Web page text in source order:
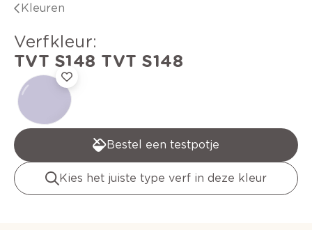
Kleuren
verfkleur:
TVT S148 TVT S148
Bestel een testpotje
Kies het juiste type verf in deze kleur